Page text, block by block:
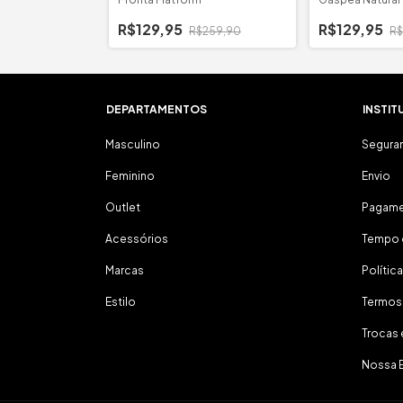
R$129,95 R$259,90 R$129,95
DEPARTAMENTOS
Masculino
Feminino
Outlet
Acessórios
Marcas
Estilo
Envio
Tempo
Trocas
Nossa